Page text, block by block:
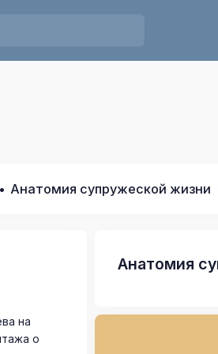
Анатомия супружеской жизни
на
о
Анатомия